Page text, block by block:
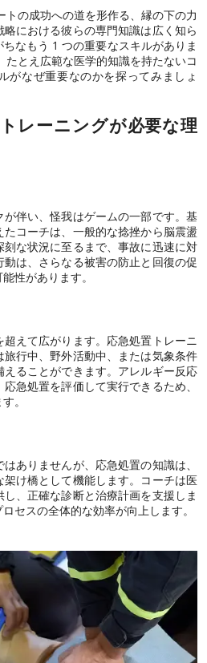
トの成功への道を形作る、縁の下の力
における彼らの専門知識は広く知ら
なもう 1 つの重要なスキルがありま
たとえ広範な医学的知識を持たないコ
がなぜ重要なのかを探ってみましょ
レーニングが必要な理
伴い、怪我はゲームの一部です。基
コーチは、一般的な捻挫から脳震盪
な状況に至るまで、事故に迅速に対
は、さらなる被害の防止と回復の促
性があります。
えて広がります。応急処置トレーニ
行中、野外活動中、または気象条件
ることができます。アレルギー反応
急処置を評価して実行できるため、
。
ありませんが、応急処置の知識は、
け橋として機能します。コーチは医
、正確な診断と治療計画を支援しま
セスの全体的な効率が向上します。